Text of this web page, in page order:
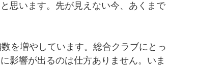
思います。先が見えない今、あくまで
を増やしています。総合クラブにとっ
影響が出るのは仕方ありません。いま